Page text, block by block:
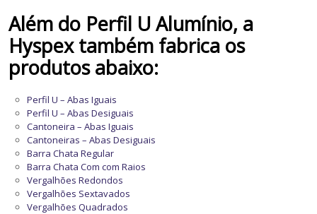
Além do Perfil U Alumínio, a
Hyspex também fabrica os
produtos abaixo:
Perfil U – Abas Iguais
Perfil U – Abas Desiguais
Cantoneira – Abas Iguais
Cantoneiras – Abas Desiguais
Barra Chata Regular
Barra Chata Com com Raios
Vergalhões Redondos
Vergalhões Sextavados
Vergalhões Quadrados